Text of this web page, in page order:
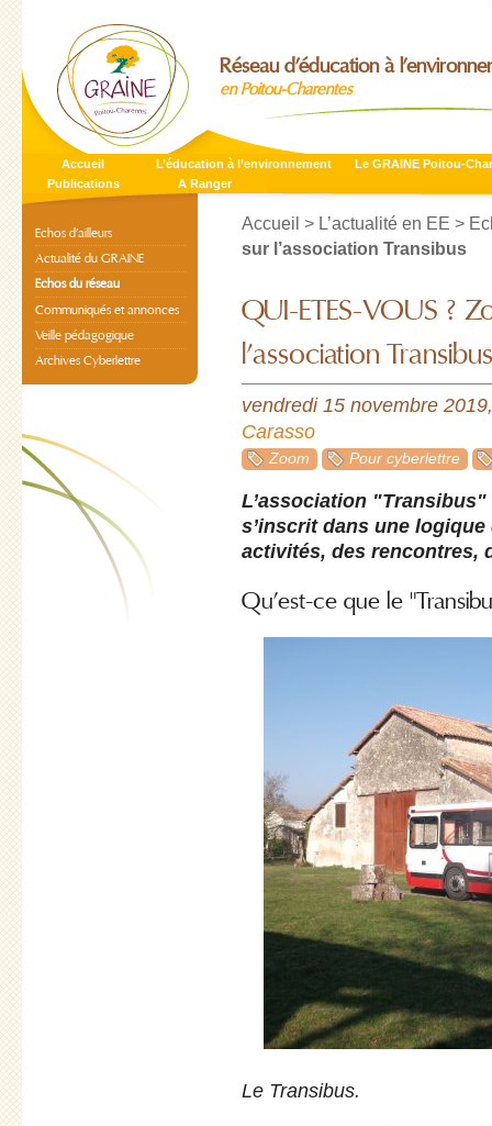
Réseau d’éducation à
en Poitou-Charentes
Accueil L’éducation à l’environnement
Le GRAINE Poitou-
Publications
A Ranger
Accueil > L’actualité en EE >
sur l’association Transibus
QUI-ETES-VOUS ?
l’association Transibus
vendredi 15 novembre 2019
Carasso
Zoom Pour cyberlettre
L’association "Transibus"
s’inscrit dans une
activités, des rencontres,
Qu’est-ce que le
Le Transibus.
Echos d’ailleurs
Actualité du GRAINE
Echos du réseau
Communiqués et annonces
Veille pédagogique
Archives Cyberlettre